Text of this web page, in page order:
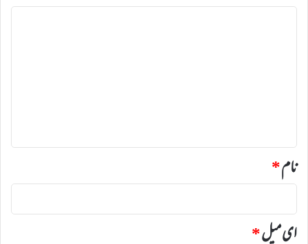
ت
نام*
ای میل*